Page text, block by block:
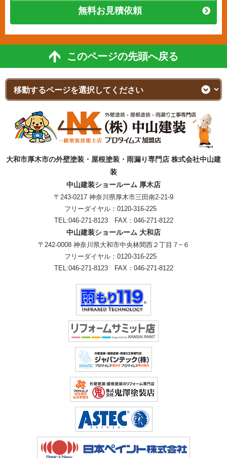
無料お見積依頼
このページの先頭へ戻る
大和市厚木市の外壁塗装・屋根塗装・雨漏り専門店 株式会社中山建
装
中山建装ショールーム 厚木店
〒243-0217 神奈川県厚木市三田南2-21-9
フリーダイヤル： 0120-316-225
TEL:046-271-8123 FAX：046-271-8122
中山建装ショールーム 大和店
〒242-0008 神奈川県大和市中央林間西２丁目７−６
フリーダイヤル： 0120-316-225
TEL:046-271-8123 FAX：046-271-8122